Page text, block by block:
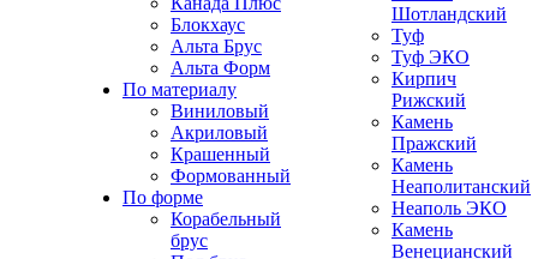
Блокхаус
Альта Брус
Альта Форм
По материалу
Виниловый
Акриловый
Крашенный
Формованный
По форме
Корабельный
брус
Шотландский
Туф
Туф ЭКО
Кирпич
Рижский
Камень
Пражский
Камень
Неаполитанский
Неаполь ЭКО
Камень
Венецианский